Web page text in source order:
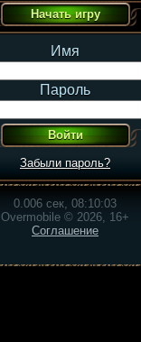
Имя
Пароль
Забыли пароль?
0.006 сек, 08:10:03
Overmobile © 2026, 16+
Соглашение